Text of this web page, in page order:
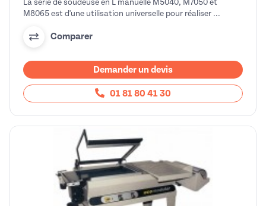
La série de soudeuse en L manuelle M5040, M7050 et
M8065 est d'une utilisation universelle pour réaliser ...
Comparer
Demander un devis
01 81 80 41 30